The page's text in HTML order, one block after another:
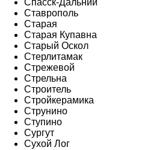
Спасск-Дальний
Ставрополь
Старая
Старая Купавна
Старый Оскол
Стерлитамак
Стрежевой
Стрельна
Строитель
Стройкерамика
Струнино
Ступино
Сургут
Сухой Лог